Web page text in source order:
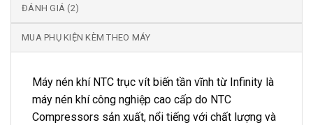
ĐÁNH GIÁ (2)
MUA PHỤ KIỆN KÈM THEO MÁY
Máy nén khí NTC trục vít biến tần vĩnh từ Infinity là
máy nén khí công nghiệp cao cấp do NTC
Compressors sản xuất, nổi tiếng với chất lượng và